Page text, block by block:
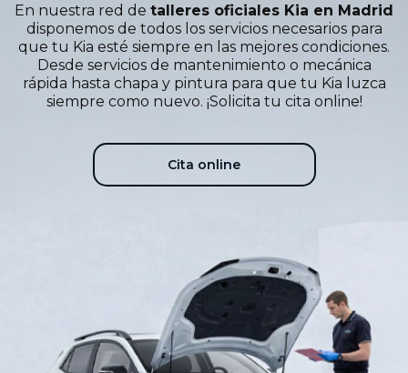
En nuestra red de talleres oficiales Kia en Madrid
disponemos de todos los servicios necesarios para
que tu Kia esté siempre en las mejores condiciones.
Desde servicios de mantenimiento o mecánica
rápida hasta chapa y pintura para que tu Kia luzca
siempre como nuevo. ¡Solicita tu cita online!
Cita online